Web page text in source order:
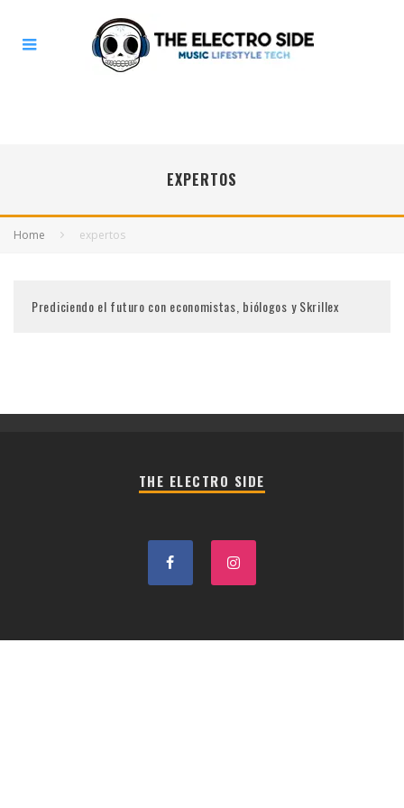
EXPERTOS
Home expertos
Prediciendo el futuro con economistas, biólogos y Skrillex
THE ELECTRO SIDE